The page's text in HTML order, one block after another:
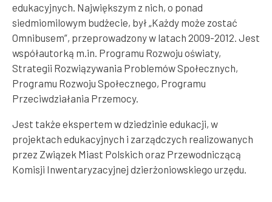
edukacyjnych. Największym z nich, o ponad
siedmiomilowym budżecie, był „Każdy może zostać
Omnibusem”, przeprowadzony w latach 2009-2012. Jest
współautorką m.in. Programu Rozwoju oświaty,
Strategii Rozwiązywania Problemów Społecznych,
Programu Rozwoju Społecznego, Programu
Przeciwdziałania Przemocy.
Jest także ekspertem w dziedzinie edukacji, w
projektach edukacyjnych i zarządczych realizowanych
przez Związek Miast Polskich oraz Przewodniczącą
Komisji Inwentaryzacyjnej dzierżoniowskiego urzędu.